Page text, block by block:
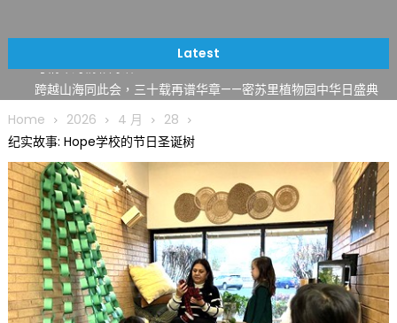
Latest
筝声与琴韵交汇：刘励(Li Statler)与钢琴家Darek演绎一场古筝
跨越山海同此会，三十载再谱华章——密苏里植物园中华日盛典
圆满举行
圣路易龙舟俱乐部5月16日龙舟体验日 邀请各界亲身体验划行乐
趣 + 水上竞速魅力
三十二载跨越时空的相逢
执掌密苏里植物园近四十年 致力推动全球植物多样性研究与中美
合作 Peter Raven 博士逝世 享年89岁
一晃三十年，初夏又相逢。中华日，等你来赴约 —— 密苏里植物
园“中华日三十周年特别报道（五）
筝声与琴韵交汇：刘励(Li Statler)与钢琴家Darek演绎一场古筝
与钢琴的精彩对话
Home 2026 4 月
28
纪实故事: Hope学校的节日圣诞树